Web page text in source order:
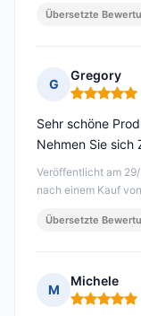
Übersetzte
G
Gregory
Hinweis: 5
Veröffentlicht am
nach einem Kauf
Sehr schöne
Nehmen Sie
Übersetzte
M
Michele
Hinweis: 5